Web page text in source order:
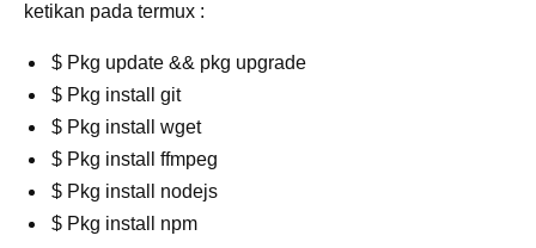
ketikan pada termux :
$ Pkg update && pkg upgrade
$ Pkg install git
$ Pkg install wget
$ Pkg install ffmpeg
$ Pkg install nodejs
$ Pkg install npm